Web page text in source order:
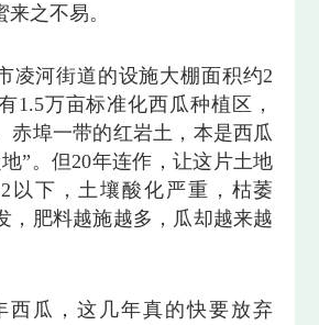
之不易。
凌河街道的设施大棚面积约2
1.5万亩标准化西瓜种植区，
赤埠一带的红岩土，本是西瓜
”。但20年连作，让这片土地
以下，土壤酸化严重，枯萎
，肥料越施越多，瓜却越来越
西瓜，这几年真的快要放弃